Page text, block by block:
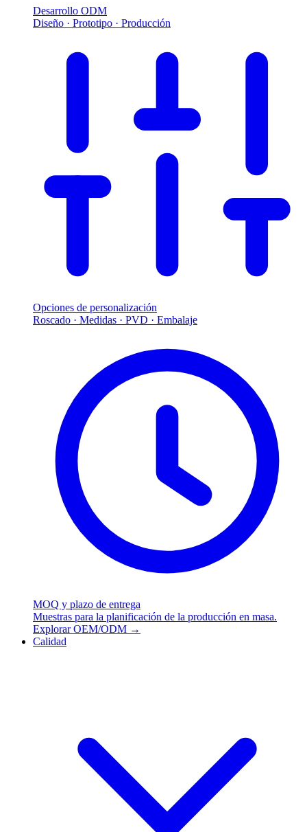
Desarrollo ODM
Diseño · Prototipo · Producción
Opciones de personalización
Roscado · Medidas · PVD · Embalaje
MOQ y plazo de entrega
Muestras para la planificación de la producción en masa.
Explorar OEM/ODM →
Calidad